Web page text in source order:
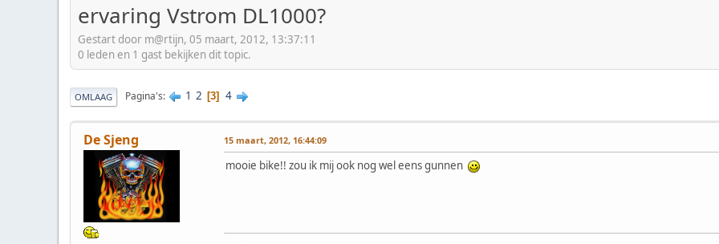
ervaring Vstrom DL1000?
Gestart door m@rtijn, 05 maart, 2012, 13:37:11
0 leden en 1 gast bekijken dit topic.
OMLAAG Pagina's 1 2 3 4
De Sjeng 15 maart, 2012, 16:44:09
mooie bike!! zou ik mij ook nog wel eens gunnen